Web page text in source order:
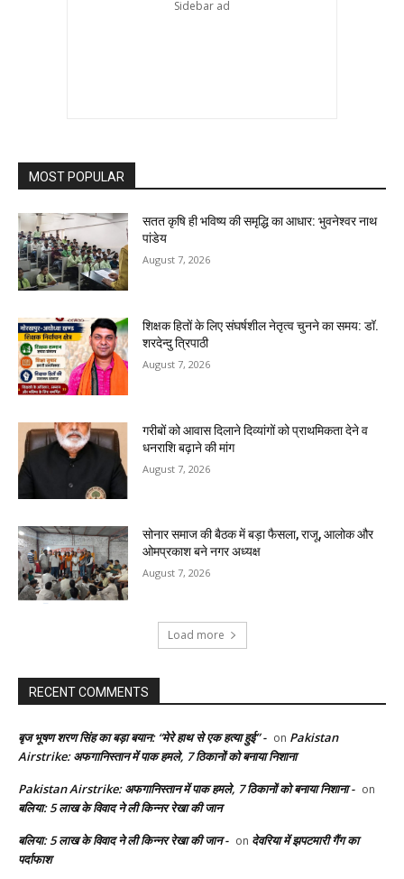
MOST POPULAR
सतत कृषि ही भविष्य की समृद्धि का आधार: भुवनेश्वर नाथ
पांडेय
August 7, 2026
शिक्षक हितों के लिए संघर्षशील नेतृत्व चुनने का समय: डॉ.
शरदेन्दु त्रिपाठी
August 7, 2026
गरीबों को आवास दिलाने दिव्यांगों को प्राथमिकता देने व
धनराशि बढ़ाने की मांग
August 7, 2026
सोनार समाज की बैठक में बड़ा फैसला, राजू, आलोक और
ओमप्रकाश बने नगर अध्यक्ष
August 7, 2026
Load more
RECENT COMMENTS
बृज भूषण शरण सिंह का बड़ा बयान: “मेरे हाथ से एक हत्या हुई” - on Pakistan
Airstrike: अफगानिस्तान में पाक हमले, 7 ठिकानों को बनाया निशाना
Pakistan Airstrike: अफगानिस्तान में पाक हमले, 7 ठिकानों को बनाया निशाना - on
बलिया: 5 लाख के विवाद ने ली किन्नर रेखा की जान
बलिया: 5 लाख के विवाद ने ली किन्नर रेखा की जान - on देवरिया में झपटमारी गैंग का
पर्दाफाश